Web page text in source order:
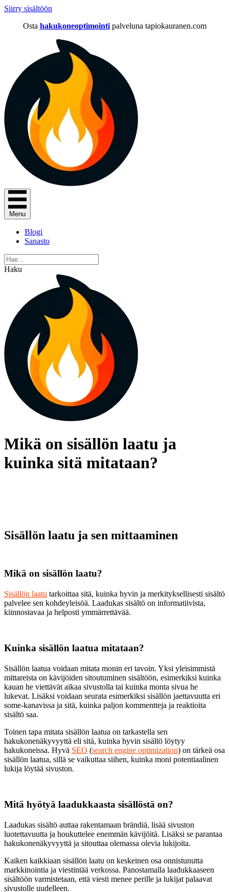
Siirry sisältöön
Osta hakukoneoptimointi palveluna tapiokauranen.com
Menu
Blogi
Sanasto
Haku
Mikä on sisällön laatu ja
kuinka sitä mitataan?
Sisällön laatu ja sen mittaaminen
Mikä on sisällön laatu?
Sisällön laatu tarkoittaa sitä, kuinka hyvin ja merkityksellisesti sisältö
palvelee sen kohdeyleisöä. Laadukas sisältö on informatiivista,
kiinnostavaa ja helposti ymmärrettävää.
Kuinka sisällön laatua mitataan?
Sisällön laatua voidaan mitata monin eri tavoin. Yksi yleisimmistä
mittareista on kävijöiden sitoutuminen sisältöön, esimerkiksi kuinka
kauan he viettävät aikaa sivustolla tai kuinka monta sivua he
lukevat. Lisäksi voidaan seurata esimerkiksi sisällön jaettavuutta eri
some-kanavissa ja sitä, kuinka paljon kommentteja ja reaktioita
sisältö saa.
Toinen tapa mitata sisällön laatua on tarkastella sen
hakukonenäkyvyyttä eli sitä, kuinka hyvin sisältö löytyy
hakukoneissa. Hyvä SEO (search engine optimization) on tärkeä osa
sisällön laatua, sillä se vaikuttaa siihen, kuinka moni potentiaalinen
lukija löytää sivuston.
Mitä hyötyä laadukkaasta sisällöstä on?
Laadukas sisältö auttaa rakentamaan brändiä, lisää sivuston
luotettavuutta ja houkuttelee enemmän kävijöitä. Lisäksi se parantaa
hakukonenäkyvyyttä ja sitouttaa olemassa olevia lukijoita.
Kaiken kaikkiaan sisällön laatu on keskeinen osa onnistunutta
markkinointia ja viestintää verkossa. Panostamalla laadukkaaseen
sisältöön varmistetaan, että viesti menee perille ja lukijat palaavat
sivustolle uudelleen.